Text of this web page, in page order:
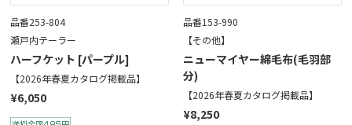
品番253-804
瀬戸内テーラー
ハーフケット [パープル]
【2026年春夏カタログ掲載品】
¥6,050
品番153-990
【その他】
ニューマイヤー綿毛布(毛羽部
分)
【2026年春夏カタログ掲載品】
¥8,250